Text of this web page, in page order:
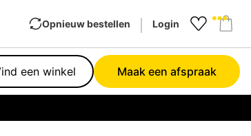
Opnieuw bestellen Login
een winkel Maak een afspraak